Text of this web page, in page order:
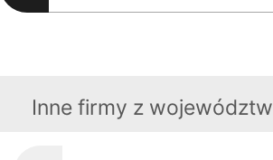
Inne firmy z